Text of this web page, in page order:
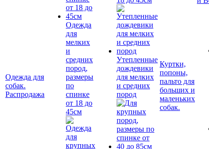
Одежда для
собак.
Распродажа
Одежда
для
мелких
и
средних
пород,
размеры
по
спинке
от 18 до
45см
Утепленные
дождевики
для мелких
и средних
пород
Куртки,
попоны,
пальто для
больших и
маленьких
собак.